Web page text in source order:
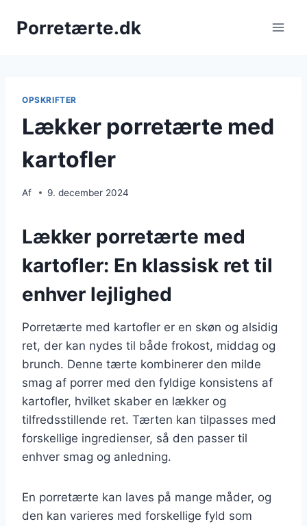
Porretærte.dk
OPSKRIFTER
Lækker porretærte med
kartofler
Af 9. december 2024
Lækker porretærte med
kartofler: En klassisk ret til
enhver lejlighed
Porretærte med kartofler er en skøn og alsidig
ret, der kan nydes til både frokost, middag og
brunch. Denne tærte kombinerer den milde
smag af porrer med den fyldige konsistens af
kartofler, hvilket skaber en lækker og
tilfredsstillende ret. Tærten kan tilpasses med
forskellige ingredienser, så den passer til
enhver smag og anledning.
En porretærte kan laves på mange måder, og
den kan varieres med forskellige fyld som